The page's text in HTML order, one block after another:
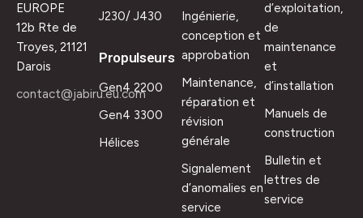
EUROPE
12b Rte de
Troyes, 21121
Darois
contact@jabiru.eu.com
J230/ J430
Propulseurs
Gen4 2200
Gen4 3300
Hélices
Ingénierie,
conception et
approbation
Maintenance,
réparation et
révision
générale
Signalement
d’anomalies en
service
d’exploitation,
de
maintenance
et
d’installation
Manuels de
construction
Bulletin et
lettres de
service